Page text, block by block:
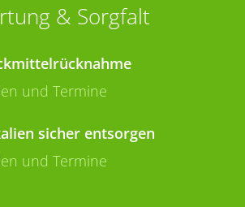
& Sorgfalt
und Termine
sicher entsorgen
und Termine